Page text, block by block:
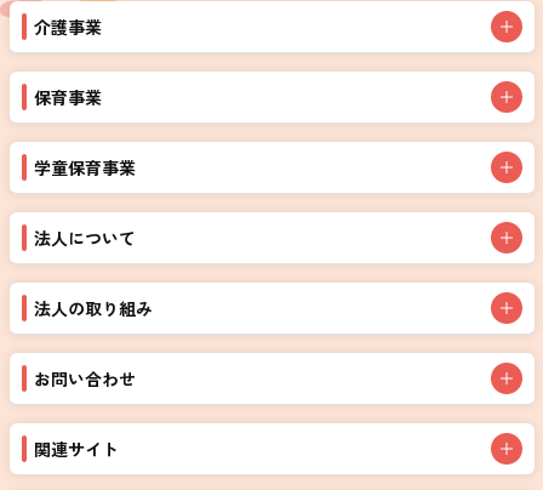
介護事業
保育事業
学童保育事業
法人について
法人の取り組み
お問い合わせ
関連サイト